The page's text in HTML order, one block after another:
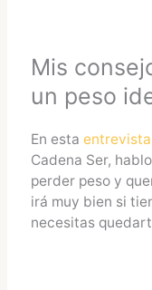
Mis
un peso
En esta entrevista
Cadena Ser,
perder peso y
irá muy bien si
necesitas